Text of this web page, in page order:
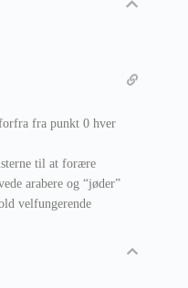
fra punkt 0 hver
til at forære
arabere og “jøder”
velfungerende